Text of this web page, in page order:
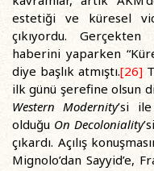
estetiği ve küresel
çıkıyordu.
haberini yaparken
diye başlık atmıştı.[26]
ilk günü şerefine olsun
Western Modernity’si
olduğu On Decoloniality
çıkardı. Açılış
Mignolo’dan Sayyid’e,